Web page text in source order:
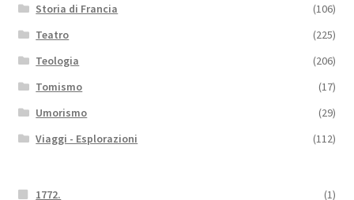
Storia di Francia
(106)
Teatro
(225)
Teologia
(206)
Tomismo
(17)
Umorismo
(29)
Viaggi - Esplorazioni
(112)
1772. (1)